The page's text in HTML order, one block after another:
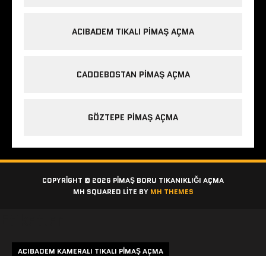
ACIBADEM TIKALI PIMAŞ AÇMA
CADDEBOSTAN PIMAŞ AÇMA
GÖZTEPE PIMAŞ AÇMA
COPYRIGHT © 2026 PIMAŞ BORU TIKANIKLIĞI AÇMA
MH SQUARED LITE BY MH THEMES
ACIBADEM KAMERALI TIKALI PIMAŞ AÇMA